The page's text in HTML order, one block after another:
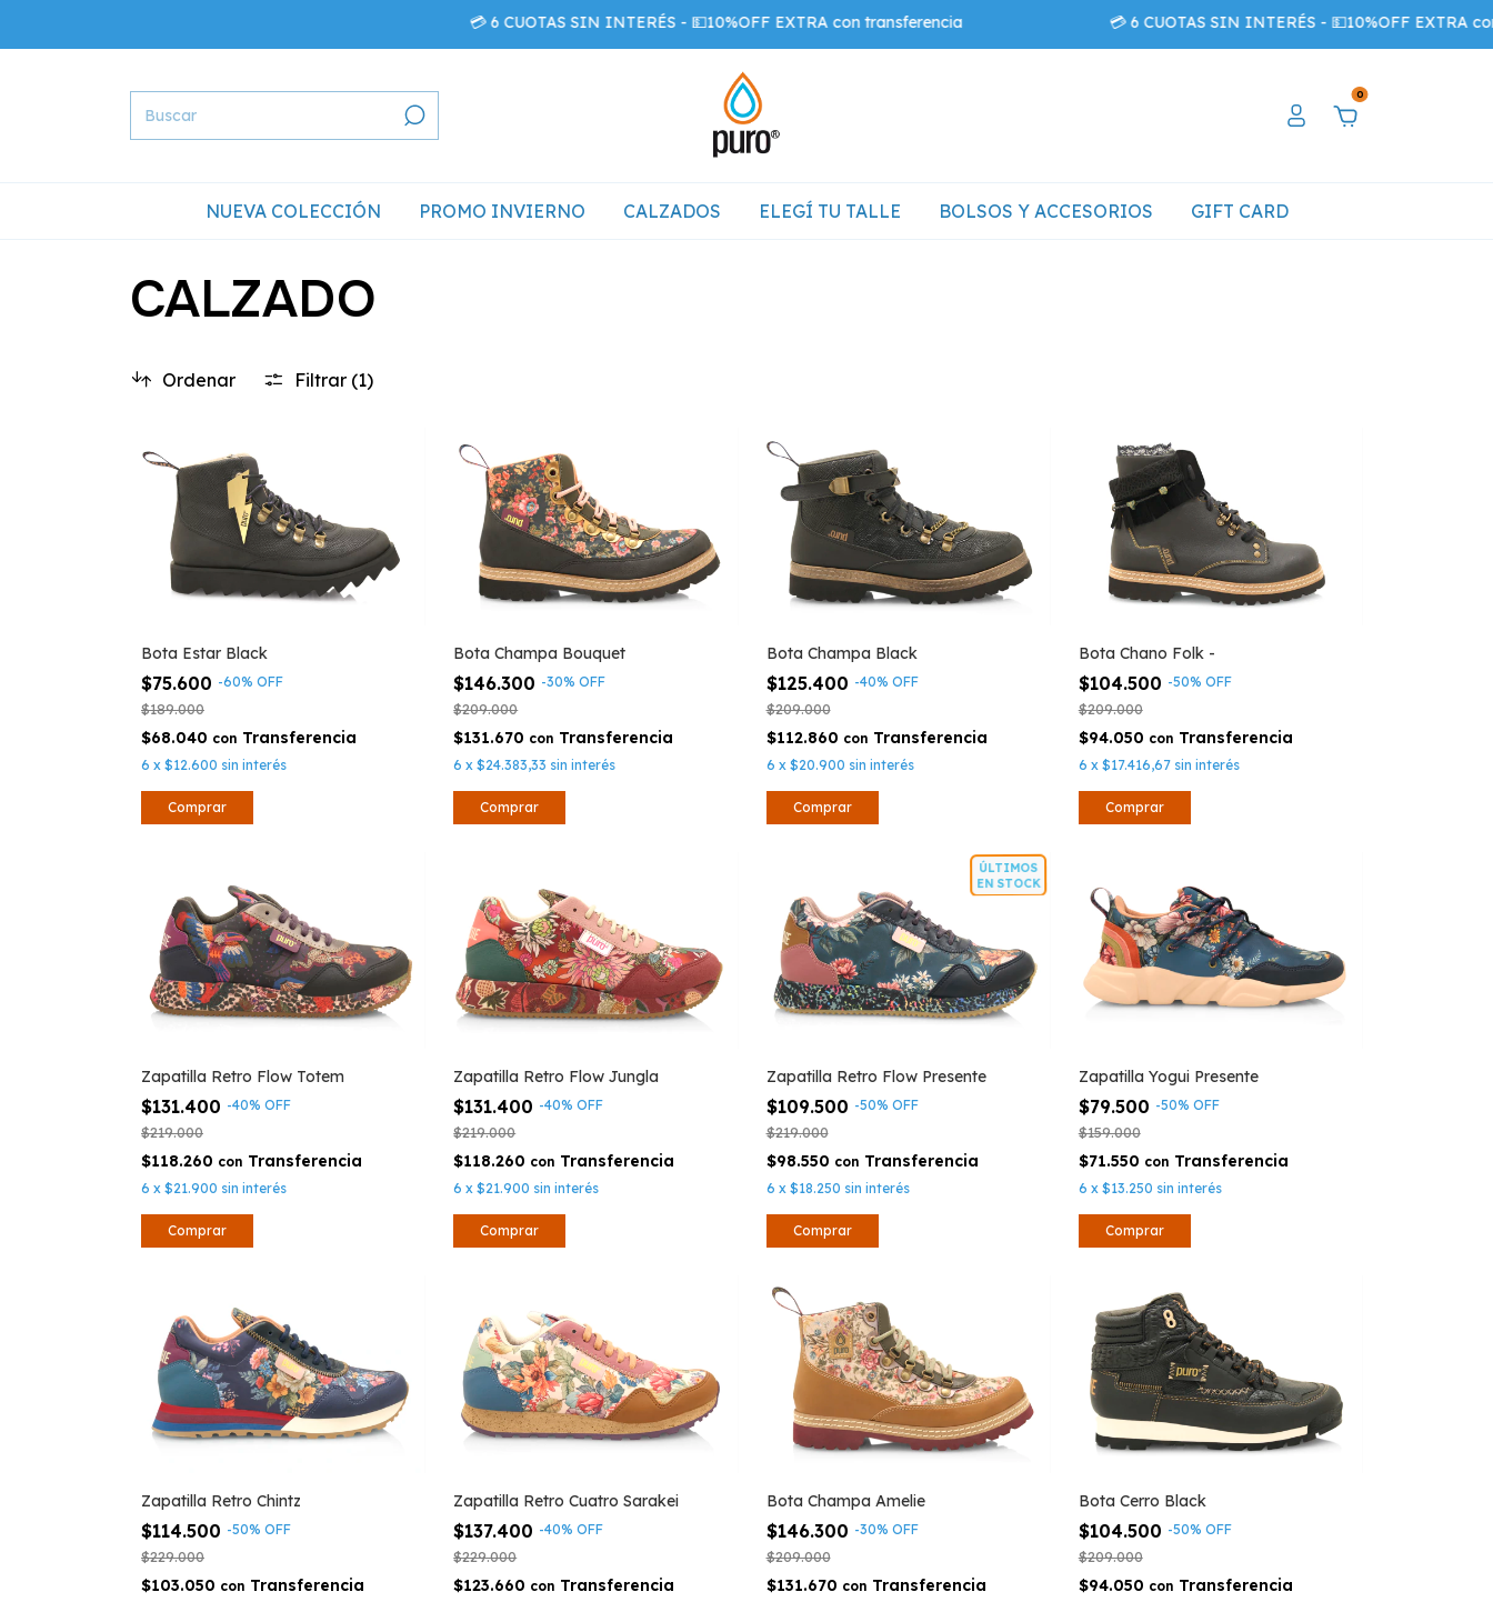
💳 6 CUOTAS SIN INTERÉS - 💵10%OFF EXTRA con transferencia 💳 6 CUOTAS SIN INTERÉS - 💵10%OFF EXTRA con
0
NUEVA COLECCIÓN PROMO INVIERNO CALZADOS ELEGÍ TU TALLE BOLSOS Y ACCESORIOS GIFT CARD
CALZADO
Ordenar Filtrar (1)
Bota Estar Black
$75.600 -60% OFF
$189.000
$68.040 con
6 x $12.600 sin interés
Comprar
Bota Champa Bouquet
$146.300 -30%OFF
$209.000
$131.670 con
6 x$24.383,33 sin interés
Comprar
Bota Champa Black
$125.400 -40% OFF
$209.000
$112.860 con
6 x $20.900 sin interés
Comprar
Bota Chano Folk -
$104.500 -50% OFF
$209.000
$94.050 con
6 x $17.416,67 sin interés
Comprar
Zapatilla Retro Flow Totem
$131.400 -40% OFF
$219.000
$118.260 con
6 x $21.900 sin interés
Comprar
Zapatilla Retro Flow Jungla
$131.400 -40%OFF
$219.000
$118.260 con
6 x$21.900 sin interés
Comprar
ÚLTIMOS
EN STOCK
Zapatilla Retro Flow Presente
$109.500 -50% OFF
$219.000
$98.550 con
6 x $18.250 sin interés
Comprar
Zapatilla Yogui Presente
$79.500 -50% OFF
$159.000
$71.550 con
6 x $13.250 sin interés
Comprar
Zapatilla Retro Chintz
$114.500 -50% OFF
$229.000
$103.050 con
Zapatilla Retro Cuatro Sarakei
$137.400 -40%OFF
$229.000
$123.660 con
Bota Champa Amelie
$146.300 -30% OFF
$209.000
$131.670 con
Bota Cerro Black
$104.500 -50% OFF
$209.000
$94.050 con